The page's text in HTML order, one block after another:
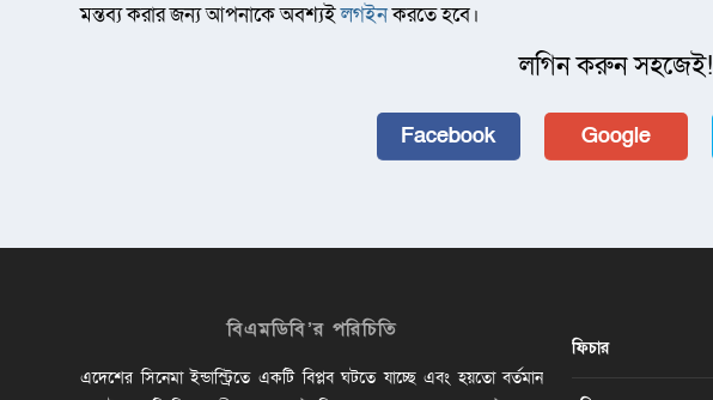
মন্তব্য করার জন্য আপনাকে অবশ্যইলগইনকরতে হবে।
লগিন করুন সহজেই!
Facebook Google
বিএমডিবি’র পরিচিতি
এদেশের সিনেমা ইন্ডাস্ট্রিতে একটি বিপ্লব ঘটতে যাচ্ছে এবং হয়তো বর্তমান
ফিচার